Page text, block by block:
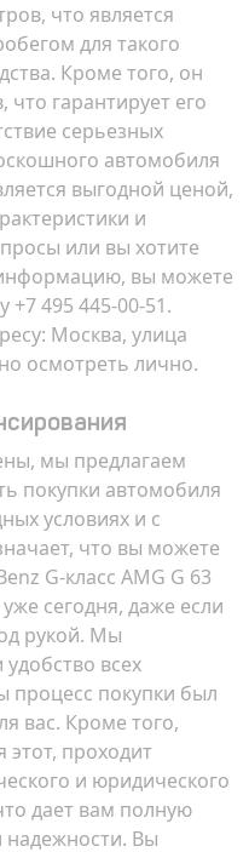
что является
для такого
Кроме того, он
что гарантирует его
серьезных
автомобиля
выгодной ценой,
и
или вы хотите
вы можете
+7 495 445-00-51.
Москва, улица
осмотреть лично.
мы предлагаем
покупки автомобиля
условиях и с
что вы можете
G-класс AMG G 63
сегодня, даже если
рукой. Мы
всех
процесс покупки был
вас. Кроме того,
проходит
и юридического
дает вам полную
надежности. Вы